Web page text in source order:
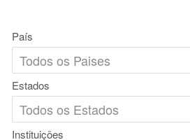
País
Estados
Instituições